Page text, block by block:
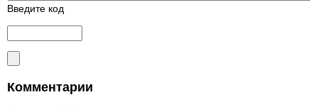
Введите код
Комментарии